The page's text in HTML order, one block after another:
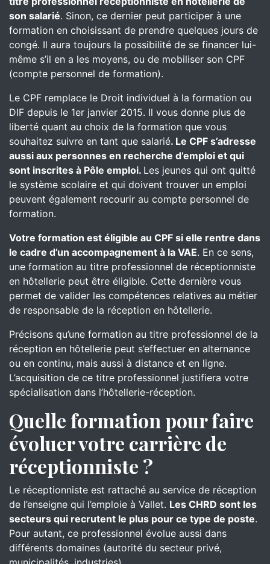
son salarié. Sinon, ce dernier peut participer à une
formation en choisissant de prendre quelques jours de
congé. Il aura toujours la possibilité de se financer lui-
même s’il en a les moyens, ou de mobiliser son CPF
(compte personnel de formation).
Le CPF remplace le Droit individuel à la formation ou
DIF depuis le 1er janvier 2015. Il vous donne plus de
liberté quant au choix de la formation que vous
souhaitez suivre en tant que salarié. Le CPF s’adresse
aussi aux personnes en recherche d’emploi et qui
sont inscrites à Pôle emploi. Les jeunes qui ont quitté
le système scolaire et qui doivent trouver un emploi
peuvent également recourir au compte personnel de
formation.
Votre formation est éligible au CPF si elle rentre dans
le cadre d’un accompagnement à la VAE. En ce sens,
une formation au titre professionnel de réceptionniste
en hôtellerie peut être éligible. Cette dernière vous
permet de valider les compétences relatives au métier
de responsable de la réception en hôtellerie.
Précisons qu’une formation au titre professionnel de la
réception en hôtellerie peut s’effectuer en alternance
ou en continu, mais aussi à distance et en ligne.
L’acquisition de ce titre professionnel justifiera votre
spécialisation dans l’hôtellerie-réception.
Quelle formation pour faire
évoluer votre carrière de
réceptionniste ?
Le réceptionniste est rattaché au service de réception
de l’enseigne qui l’emploie à Vallet. Les CHRD sont les
secteurs qui recrutent le plus pour ce type de poste.
Pour autant, ce professionnel évolue aussi dans
différents domaines (autorité du secteur privé,